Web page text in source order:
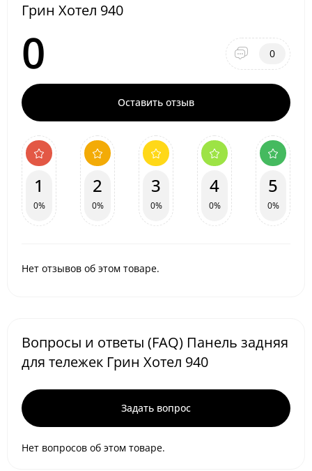
Грин Хотел 940
0 0
Оставить отзыв
1
0%
2
0%
3
0%
4
0%
5
0%
Нет отзывов об этом товаре.
Вопросы и ответы (FAQ) Панель задняя
для тележек Грин Хотел 940
Задать вопрос
Нет вопросов об этом товаре.